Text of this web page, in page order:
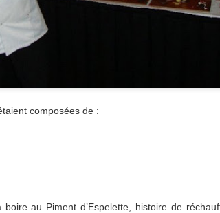
composées de :
au Piment d’Espelette, histoire de